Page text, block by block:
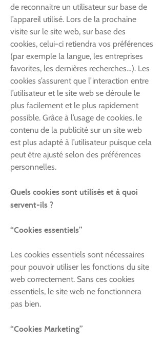
de reconnaitre un utilisateur sur base de
l’appareil utilisé. Lors de la prochaine
visite sur le site web, sur base des
cookies, celui-ci retiendra vos préférences
(par exemple la langue, les entreprises
favorites, les dernières recherches…). Les
cookies s’assurent que l’interaction entre
l’utilisateur et le site web se déroule le
plus facilement et le plus rapidement
possible. Grâce à l’usage de cookies, le
contenu de la publicité sur un site web
est plus adapté à l’utilisateur puisque cela
peut être ajusté selon des préférences
personnelles.
Quels cookies sont utilisés et à quoi
servent-ils ?
“Cookies essentiels”
Les cookies essentiels sont nécessaires
pour pouvoir utiliser les fonctions du site
web correctement. Sans ces cookies
essentiels, le site web ne fonctionnera
pas bien.
“Cookies Marketing”